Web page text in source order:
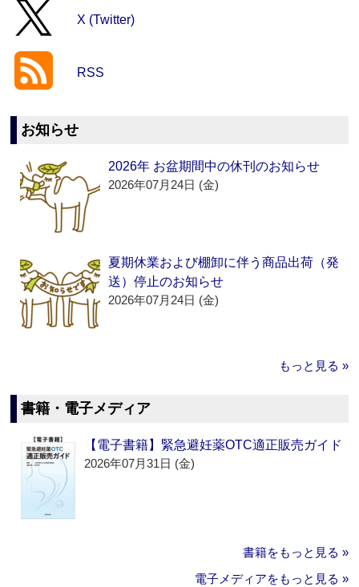
X (Twitter)
RSS
お知らせ
2026年 お盆期間中の休刊のお知らせ
2026年07月24日 (金)
夏期休業および棚卸に伴う商品出荷（発
送）停止のお知らせ
2026年07月24日 (金)
もっと見る »
書籍・電子メディア
【電子書籍】緊急避妊薬OTC適正販売ガイド
2026年07月31日 (金)
書籍をもっと見る »
電子メディアをもっと見る »